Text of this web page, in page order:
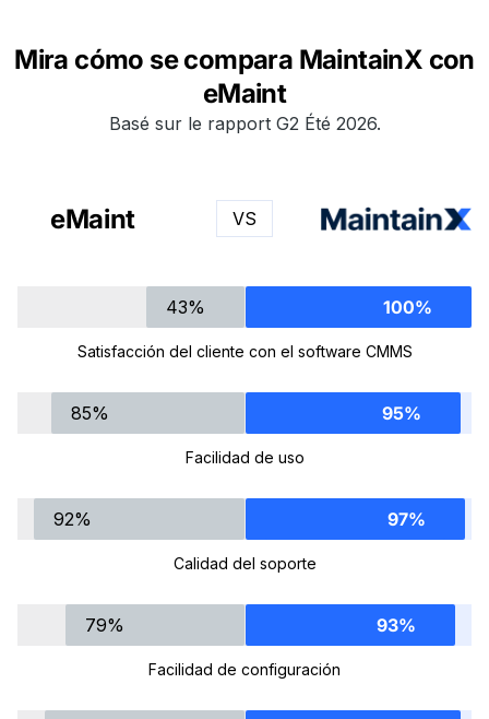
Mira cómo se compara MaintainX con
eMaint
Basé sur le rapport G2 Été 2026.
eMaint VS
43% 100%
Satisfacción del cliente con el software CMMS
85% 95%
Facilidad de uso
92% 97%
Calidad del soporte
79% 93%
Facilidad de configuración